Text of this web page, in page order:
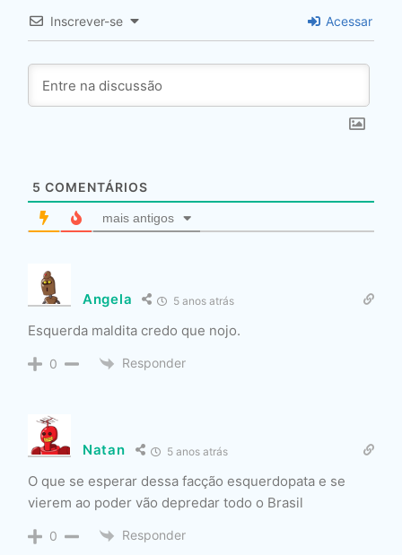
Inscrever-se Acessar
5 COMENTÁRIOS
mais antigos
Angela 5 anos atrás
Esquerda maldita credo que nojo.
0 Responder
Natan 5 anos atrás
O que se esperar dessa facção esquerdopata e se
vierem ao poder vão depredar todo o Brasil
0 Responder